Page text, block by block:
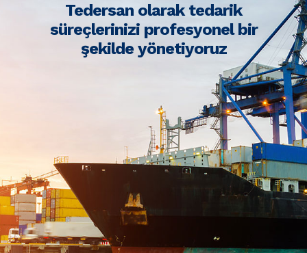
Tedersan olarak tedarik
süreçlerinizi profesyonel bir
şekilde yönetiyoruz